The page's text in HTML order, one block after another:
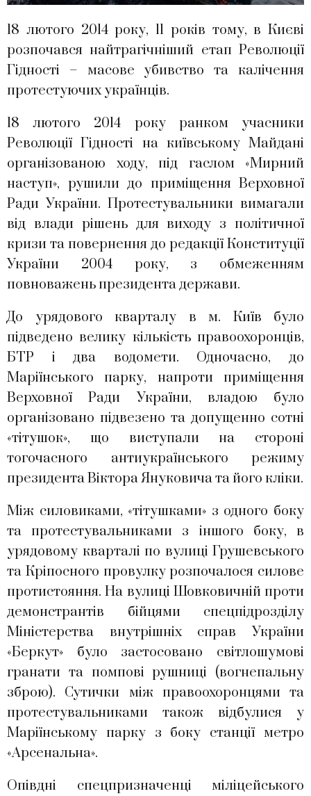
18 лютого 2014 року, 11 років тому, в Києві
розпочався найтрагічніший етап Революції
Гідності – масове убивство та калічення
протестуючих українців.
18 лютого 2014 року ранком учасники
Революції Гідності на київському Майдані
організованою ходу, під гаслом «Мирний
наступ», рушили до приміщення Верховної
Ради України. Протестувальники вимагали
від влади рішень для виходу з політичної
кризи та повернення до редакції Конституції
України 2004 року, з обмеженням
повноважень президента держави.
До урядового кварталу в м. Київ було
підведено велику кількість правоохоронців,
БТР і два водомети. Одночасно, до
Маріїнського парку, напроти приміщення
Верховної Ради України, владою було
організовано підвезено та допущенно сотні
«тітушок», що виступали на стороні
тогочасного антиукраїнського режиму
президента Віктора Януковича та його кліки.
Між силовиками, «тітушками» з одного боку
та протестувальниками з іншого боку, в
урядовому кварталі по вулиці Грушевського
та Кріпосного провулку розпочалося силове
протистояння. На вулиці Шовковичній проти
демонстрантів бійцями спецпідрозділу
Міністерства внутрішніх справ України
«Беркут» було застосовано світлошумові
гранати та помпові рушниці (вогнепальну
зброю). Сутички між правоохоронцями та
протестувальниками також відбулися у
Маріїнському парку з боку станції метро
«Арсенальна».
Опівдні спецпризначенці міліцейського